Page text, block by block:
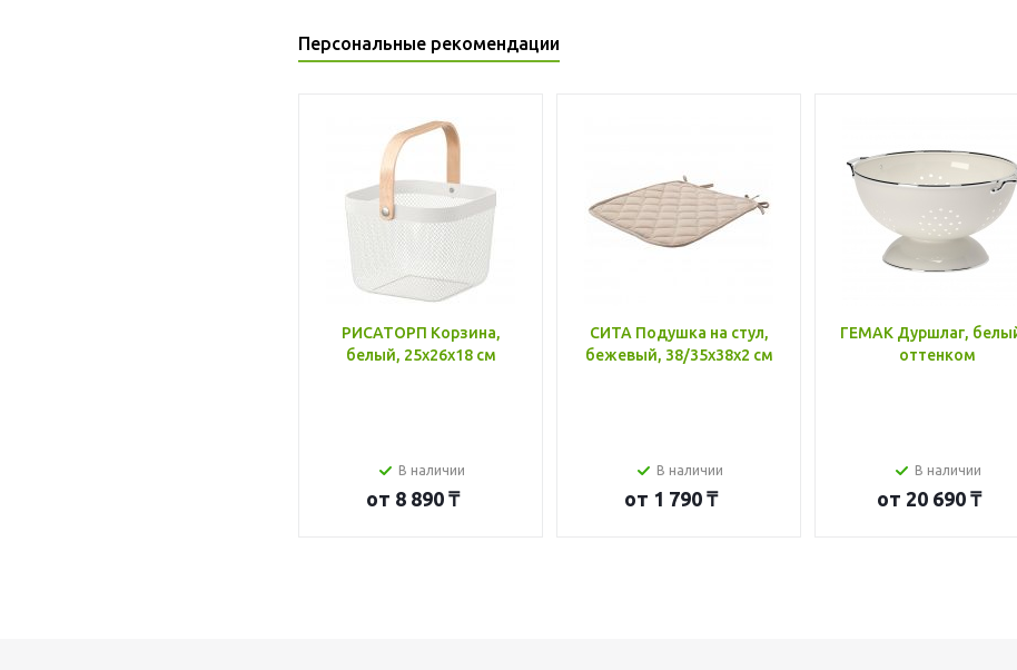
Персональные рекомендации
РИСАТОРП Корзина,
белый, 25x26x18 см
В наличии
от 8 890 ₸
СИТА Подушка на стул,
бежевый, 38/35x38x2 см
В наличии
от 1 790 ₸
ГЕМАК Дуршлаг,
оттенком
В наличии
от 20 690 ₸